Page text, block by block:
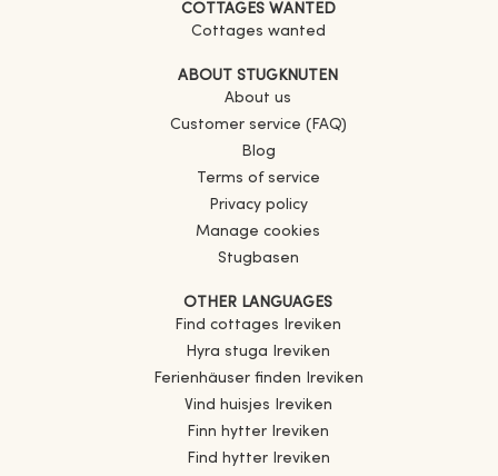
COTTAGES WANTED
Cottages wanted
ABOUT STUGKNUTEN
About us
Customer service (FAQ)
Blog
Terms of service
Privacy policy
Manage cookies
Stugbasen
OTHER LANGUAGES
Find cottages
Ireviken
Hyra stuga
Ireviken
Ferienhäuser finden
Ireviken
Vind huisjes
Ireviken
Finn hytter
Ireviken
Find hytter
Ireviken